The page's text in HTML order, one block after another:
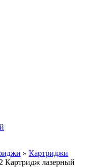
» Картриджи
Картридж лазерный